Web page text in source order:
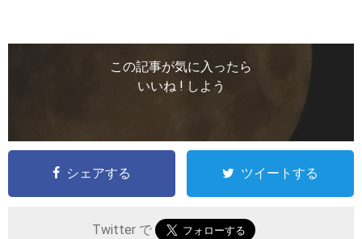
この記事が気に入ったら
いいね ! しよう
シェアする ツイートする
Twitter で